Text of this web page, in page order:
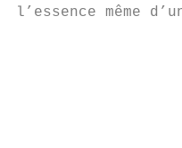
l’essence même